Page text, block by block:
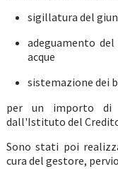
sigillatura del
adeguamento
acque
sistemazione dei
per un importo di
dall'Istituto del
Sono stati poi
cura del gestore,